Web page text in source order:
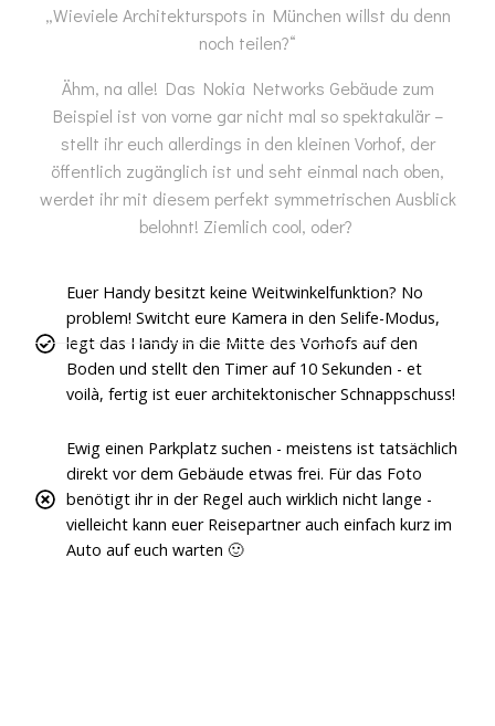
„Wieviele Architekturspots in München willst du denn
noch teilen?“
Ähm, na alle! Das Nokia Networks Gebäude zum
Beispiel ist von vorne gar nicht mal so spektakulär –
stellt ihr euch allerdings in den kleinen Vorhof, der
öffentlich zugänglich ist und seht einmal nach oben,
werdet ihr mit diesem perfekt symmetrischen Ausblick
belohnt! Ziemlich cool, oder?
Euer Handy besitzt keine Weitwinkelfunktion? No
problem! Switcht eure Kamera in den Selife-Modus,
legt das Handy in die Mitte des Vorhofs auf den
Boden und stellt den Timer auf 10 Sekunden - et
voilà, fertig ist euer architektonischer Schnappschuss!
Ewig einen Parkplatz suchen - meistens ist tatsächlich
direkt vor dem Gebäude etwas frei. Für das Foto
benötigt ihr in der Regel auch wirklich nicht lange -
vielleicht kann euer Reisepartner auch einfach kurz im
Auto auf euch warten 🙂